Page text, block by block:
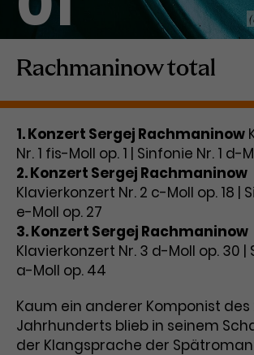
Laufzeit
Zweck
Dieses Cookie wird von
Analytics installiert. Das
wird verwendet, um
Besucher*innen eine
nutzen, und hilft bei der
eines Analyseberichts
Performance der
erhobenen Daten
anonymisierter Form die
der Besuche, die Quelle,
stammen, und die
Name _gcl_aw
Anbieter Google Ads
Laufzeit 3 Monate
Zweck
Dieses Cookie speichert
Informationen zu
dient der Zuordnung von
Conversions zu Google
Kampagnen.
Name _gcl_dc
Anbieter Google / DoubleClick
Rachmaninow total
1. Konzert Sergej Rachmaninow
Nr. 1 fis-Moll op. 1 | Sinfonie Nr. 1 d-
2. Konzert Sergej Rachmaninow
Klavierkonzert Nr. 2 c-Moll op. 18 |
e-Moll op. 27
3. Konzert Sergej Rachmaninow
Klavierkonzert Nr. 3 d-Moll op. 30 |
a-Moll op. 44
Kaum ein anderer Komponist des
Jahrhunderts blieb in seinem
der Klangsprache der